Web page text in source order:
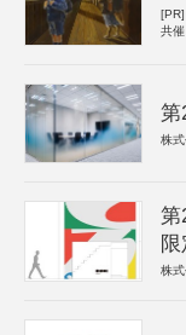
[PR]
共
第
株
第
限
株